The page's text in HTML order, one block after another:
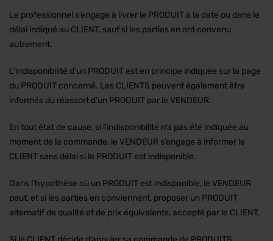
Le professionnel s’engage à livrer le PRODUIT à la date ou dans le
délai indiqué au CLIENT, sauf si les parties en ont convenu
autrement.
L’indisponibilité d’un PRODUIT est en principe indiquée sur la page
du PRODUIT concerné. Les CLIENTS peuvent également être
informés du réassort d’un PRODUIT par le VENDEUR.
En tout état de cause, si l’indisponibilité n’a pas été indiquée au
moment de la commande, le VENDEUR s’engage à informer le
CLIENT sans délai si le PRODUIT est indisponible.
Dans l’hypothèse où un PRODUIT est indisponible, le VENDEUR
peut, et si les parties en conviennent, proposer un PRODUIT
alternatif de qualité et de prix équivalents, accepté par le CLIENT.